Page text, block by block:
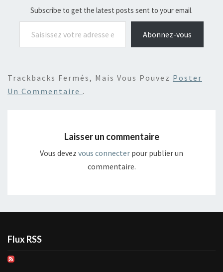
Subscribe to get the latest posts sent to your email.
Saisissez votre adresse e-mail…
Abonnez-vous
Trackbacks Fermés, Mais Vous Pouvez Poster
Un Commentaire .
Laisser un commentaire
Vous devez vous connecter pour publier un
commentaire.
Flux RSS